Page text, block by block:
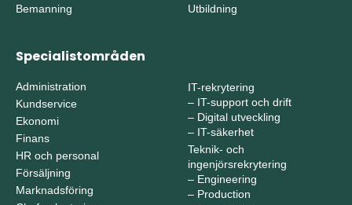
Bemanning
Utbildning
Specialistområden
Administration
Kundservice
Ekonomi
Finans
HR och personal
Försäljning
Marknadsföring
IT-rekrytering
– IT-support och drift
– Digital utveckling
– IT-säkerhet
Teknik- och
ingenjörsrekrytering
– Engineering
– Production